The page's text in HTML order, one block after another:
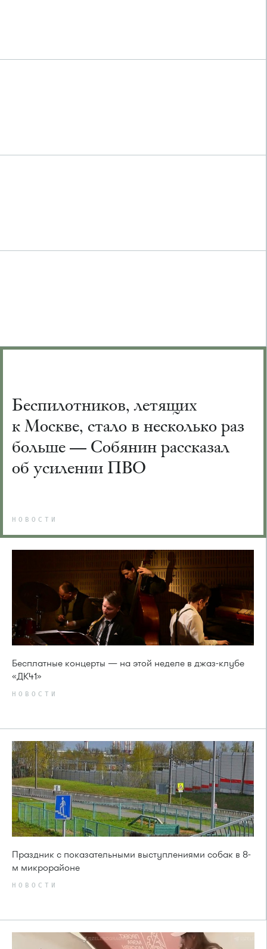
Беспилотников, летящих
к Москве, стало в несколько раз
больше — Собянин рассказал
об усилении ПВО
НОВОСТИ
Бесплатные концерты — на этой неделе в джаз-клубе
«ДК41»
НОВОСТИ
Праздник с показательными выступлениями собак в 8-
м микрорайоне
НОВОСТИ